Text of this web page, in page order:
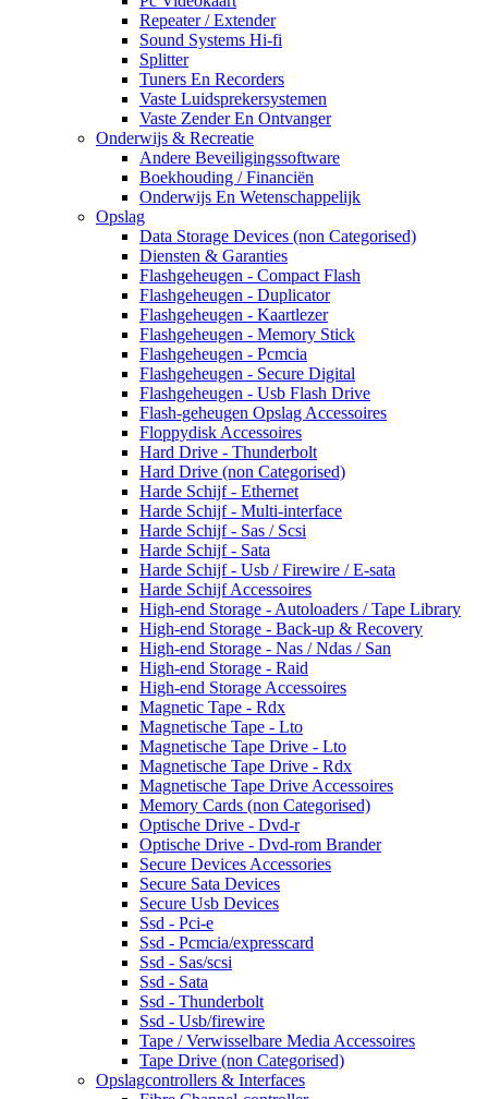
Repeater / Extender
Sound Systems Hi-fi
Splitter
Tuners En Recorders
Vaste Luidsprekersystemen
Vaste Zender En Ontvanger
Onderwijs & Recreatie
Andere Beveiligingssoftware
Boekhouding / Financiën
Onderwijs En Wetenschappelijk
Opslag
Data Storage Devices (non Categorised)
Diensten & Garanties
Flashgeheugen - Compact Flash
Flashgeheugen - Duplicator
Flashgeheugen - Kaartlezer
Flashgeheugen - Memory Stick
Flashgeheugen - Pcmcia
Flashgeheugen - Secure Digital
Flashgeheugen - Usb Flash Drive
Flash-geheugen Opslag Accessoires
Floppydisk Accessoires
Hard Drive - Thunderbolt
Hard Drive (non Categorised)
Harde Schijf - Ethernet
Harde Schijf - Multi-interface
Harde Schijf - Sas / Scsi
Harde Schijf - Sata
Harde Schijf - Usb / Firewire / E-sata
Harde Schijf Accessoires
High-end Storage - Autoloaders / Tape Library
High-end Storage - Back-up & Recovery
High-end Storage - Nas / Ndas / San
High-end Storage - Raid
High-end Storage Accessoires
Magnetic Tape - Rdx
Magnetische Tape - Lto
Magnetische Tape Drive - Lto
Magnetische Tape Drive - Rdx
Magnetische Tape Drive Accessoires
Memory Cards (non Categorised)
Optische Drive - Dvd-r
Optische Drive - Dvd-rom Brander
Secure Devices Accessories
Secure Sata Devices
Secure Usb Devices
Ssd - Pci-e
Ssd - Pcmcia/expresscard
Ssd - Sas/scsi
Ssd - Sata
Ssd - Thunderbolt
Ssd - Usb/firewire
Tape / Verwisselbare Media Accessoires
Tape Drive (non Categorised)
Opslagcontrollers & Interfaces